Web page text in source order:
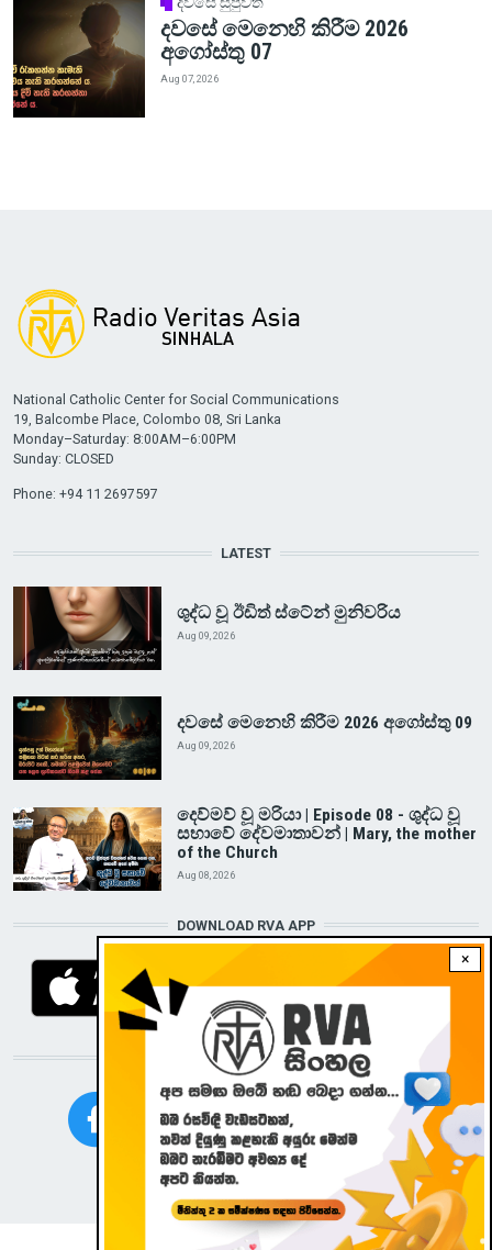
දවසේ මෙනෙහි කිරීම 2026
අගෝස්තු 07
Aug 07, 2026
×
National Catholic Center for Social Communications
19, Balcombe Place, Colombo 08, Sri Lanka
Monday–Saturday: 8:00AM–6:00PM
Sunday: CLOSED
Phone: +94 11 2697597
LATEST
ශුද්ධ වූ ඊඩිත් ස්ටේන් මුනිවරිය
Aug 09, 2026
දවසේ මෙනෙහි කිරීම 2026 අගෝස්තු 09
Aug 09, 2026
දෙව්මව් වූ මරියා | Episode 08 - ශුද්ධ වූ
සභාවේ දේවමාතාවන් | Mary, the mother
of the Church
Aug 08, 2026
DOWNLOAD RVA APP
STAY CONNECTED WITH US!